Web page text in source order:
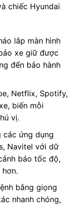
chiếc Hyundai
lắp màn hình
xe giữ được
đến bảo hành
Netflix, Spotify,
biến mỗi
vị.
các ứng dụng
Navitel với dữ
báo tốc độ,
bằng giọng
nhanh chóng,